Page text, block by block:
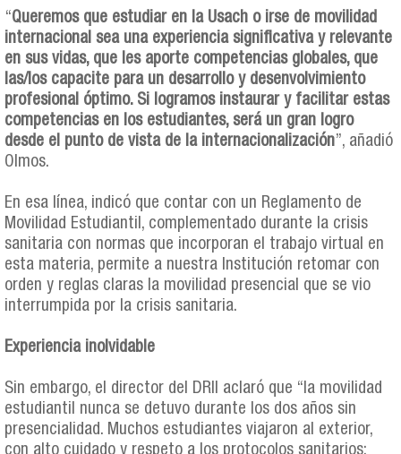
“Queremos que estudiar en la Usach o irse de movilidad
internacional sea una experiencia significativa y relevante
en sus vidas, que les aporte competencias globales, que
las/los capacite para un desarrollo y desenvolvimiento
profesional óptimo. Si logramos instaurar y facilitar estas
competencias en los estudiantes, será un gran logro
desde el punto de vista de la internacionalización”, añadió
Olmos.
En esa línea, indicó que contar con un Reglamento de
Movilidad Estudiantil, complementado durante la crisis
sanitaria con normas que incorporan el trabajo virtual en
esta materia, permite a nuestra Institución retomar con
orden y reglas claras la movilidad presencial que se vio
interrumpida por la crisis sanitaria.
Experiencia inolvidable
Sin embargo, el director del DRII aclaró que “la movilidad
estudiantil nunca se detuvo durante los dos años sin
presencialidad. Muchos estudiantes viajaron al exterior,